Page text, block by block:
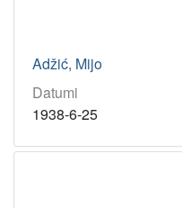
Adžić, Mijo
Datumi
1938-6-25